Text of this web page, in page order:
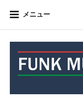
メニュー